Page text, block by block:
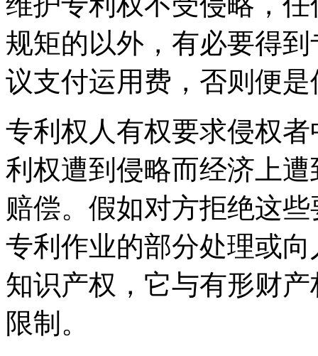
规矩的以外，有必要得
议支付运用费，否则便是
专利权人有权要求侵权
利权遭到侵略而经济上
赔偿。假如对方拒绝这
专利作业的部分处理或
知识产权，它与有形财
限制。